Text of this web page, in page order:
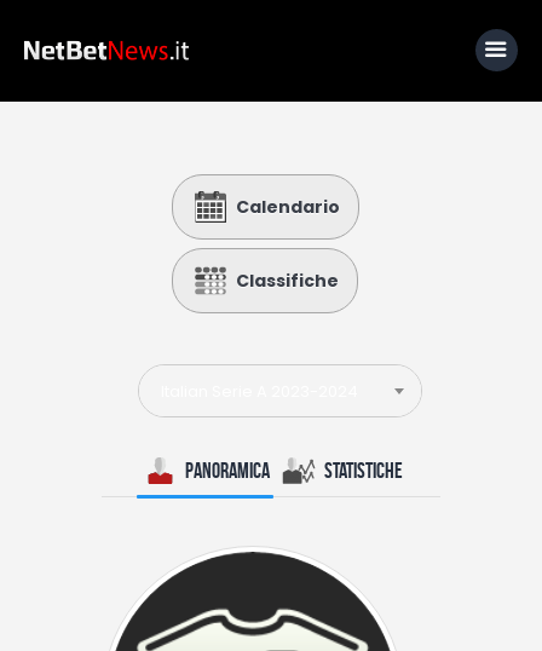
Calcio
Basket
Tennis
Lo Sapevi Che
I consigli di Giulia
Calendario
Classifiche
Panoramica Statistiche